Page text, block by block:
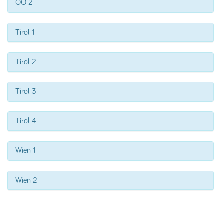
OÖ 2
Tirol 1
Tirol 2
Tirol 3
Tirol 4
Wien 1
Wien 2